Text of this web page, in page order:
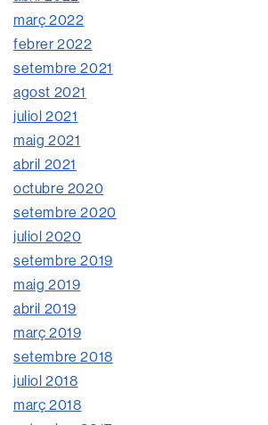
març 2022
febrer 2022
setembre 2021
agost 2021
juliol 2021
maig 2021
abril 2021
octubre 2020
setembre 2020
juliol 2020
setembre 2019
maig 2019
abril 2019
març 2019
setembre 2018
juliol 2018
març 2018